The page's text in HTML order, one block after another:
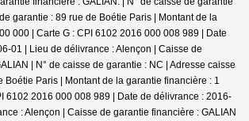
garantie : 89 rue de Boétie Paris | Montant de la
000 | Carte G : CPI 6102 2016 000 008 989 | Date
01 | Lieu de délivrance : Alençon | Caisse de
| N° de caisse de garantie : NC | Adresse caisse
Boétie Paris | Montant de la garantie financière : 1
6102 2016 000 008 989 | Date de délivrance : 2016-
: Alençon | Caisse de garantie financière : GALIAN